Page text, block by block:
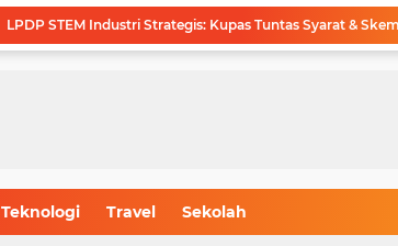
LPDP STEM Industri Strategis: Kupas Tuntas Syarat &
UMY Gemilang di 5 Bidang THE WUR: Kualitas Akademik
Rahasia Produktivitas Islami: 70 Kutipan Bijak tentang
Teknologi Travel Sekolah